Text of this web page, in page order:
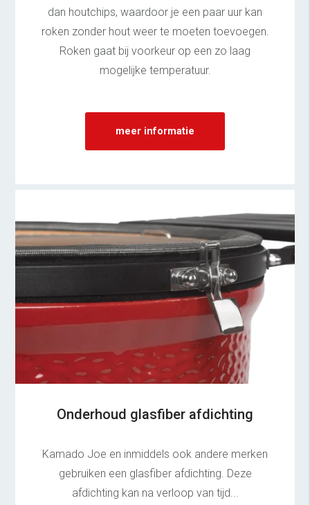
dan houtchips, waardoor je een paar uur kan
roken zonder hout weer te moeten toevoegen.
Roken gaat bij voorkeur op een zo laag
mogelijke temperatuur.
meer informatie
Onderhoud glasfiber afdichting
Kamado Joe en inmiddels ook andere merken
gebruiken een glasfiber afdichting. Deze
afdichting kan na verloop van tijd...